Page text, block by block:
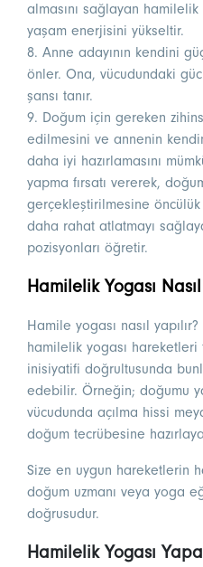
almasını sağlayan
yaşam enerjisini yükseltir.
8. Anne adayının kendini
önler. Ona, vücudundaki
şansı tanır.
9. Doğum için gereken
edilmesini ve annenin
daha iyi hazırlamasını
yapma fırsatı vererek,
gerçekleştirilmesine öncülük
daha rahat atlatmayı
pozisyonları öğretir.
Hamilelik Yogası Nasıl
Hamile yogası nasıl
hamilelik yogası
inisiyatifi doğrultusunda
edebilir. Örneğin; doğumu
vücudunda açılma hissi
doğum tecrübesine
Size en uygun hareketlerin
doğum uzmanı veya yoga
doğrusudur.
Hamilelik Yogası